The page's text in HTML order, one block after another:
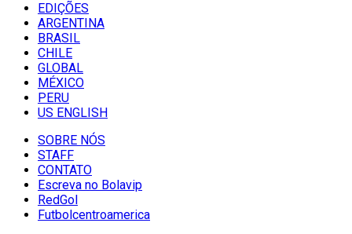
EDIÇÕES
ARGENTINA
BRASIL
CHILE
GLOBAL
MÉXICO
PERU
US ENGLISH
SOBRE NÓS
STAFF
CONTATO
Escreva no Bolavip
RedGol
Futbolcentroamerica